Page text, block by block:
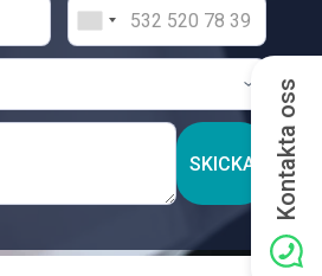
SKICKA Kontakta oss